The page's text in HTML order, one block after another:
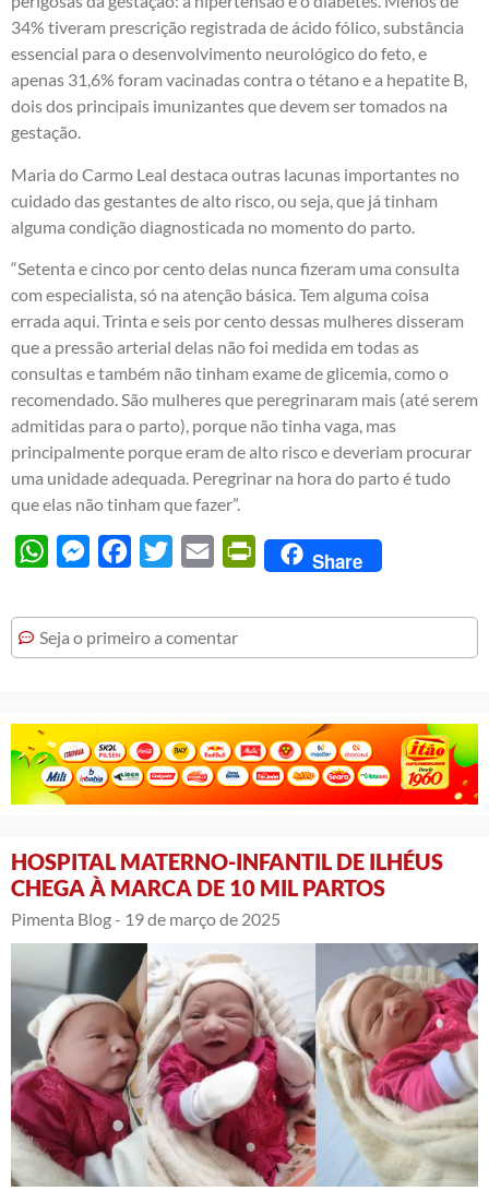
34% tiveram prescrição registrada de ácido fólico, substância
essencial para o desenvolvimento neurológico do feto, e
apenas 31,6% foram vacinadas contra o tétano e a hepatite B,
dois dos principais imunizantes que devem ser tomados na
gestação.
Maria do Carmo Leal destaca outras lacunas importantes no
cuidado das gestantes de alto risco, ou seja, que já tinham
alguma condição diagnosticada no momento do parto.
“Setenta e cinco por cento delas nunca fizeram uma consulta
com especialista, só na atenção básica. Tem alguma coisa
errada aqui. Trinta e seis por cento dessas mulheres disseram
que a pressão arterial delas não foi medida em todas as
consultas e também não tinham exame de glicemia, como o
recomendado. São mulheres que peregrinaram mais (até serem
admitidas para o parto), porque não tinha vaga, mas
principalmente porque eram de alto risco e deveriam procurar
uma unidade adequada. Peregrinar na hora do parto é tudo
que elas não tinham que fazer”.
WhatsAppMessengerFacebook
Twitter Email PrintFriendly
Share
Seja o primeiro a comentar
HOSPITAL MATERNO-INFANTIL DE ILHÉUS
CHEGA À MARCA DE 10 MIL PARTOS
Pimenta Blog - 19 de março de 2025